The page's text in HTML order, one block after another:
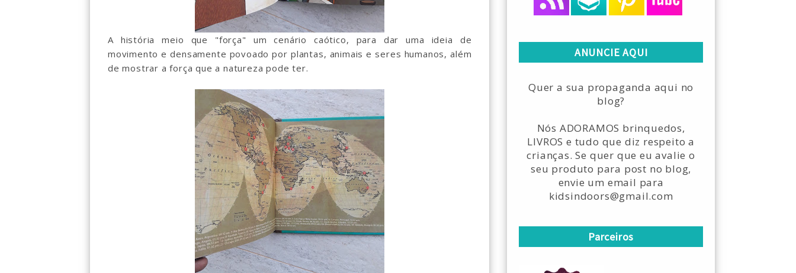
A história meio que "força" um cenário caótico, para dar uma ideia de
movimento e densamente povoado por plantas, animais e seres humanos, além
de mostrar a força que a natureza pode ter.
ANUNCIE AQUI
Quer a sua propaganda aqui no
blog?
Nós ADORAMOS brinquedos,
LIVROS e tudo que diz respeito a
crianças. Se quer que eu avalie o
seu produto para post no blog,
envie um email para
kidsindoors@gmail.com
Parceiros